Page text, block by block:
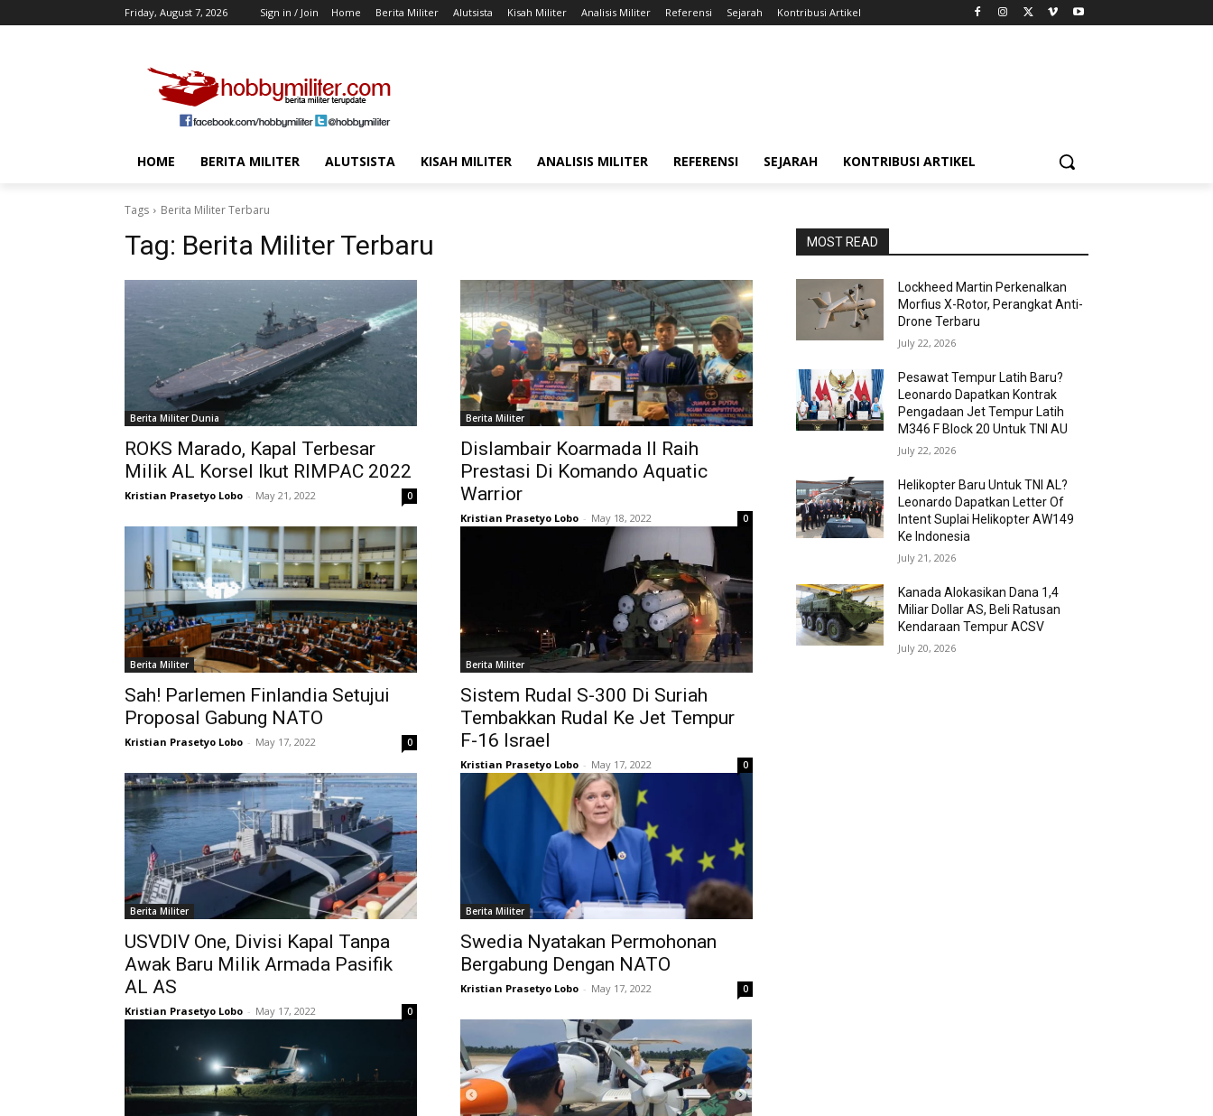
Friday, August 7, 2026 Sign in / Join Home Berita Militer Alutsista Kisah Militer Analisis Militer Referensi Sejarah Kontribusi Artikel
HOME BERITA MILITER ALUTSISTA KISAH MILITER ANALISIS MILITER REFERENSI SEJARAH KONTRIBUSI ARTIKEL
Tags Berita Militer Terbaru
Tag: Berita Militer Terbaru
Berita Militer Dunia
ROKS Marado, Kapal Terbesar
Milik AL Korsel Ikut RIMPAC 2022
Kristian Prasetyo Lobo - May 21, 2022 0
Berita Militer
Dislambair Koarmada II Raih
Prestasi Di Komando Aquatic
Warrior
Kristian Prasetyo Lobo - May 18, 2022 0
Berita Militer
Sah! Parlemen Finlandia Setujui
Proposal Gabung NATO
Kristian Prasetyo Lobo - May 17, 2022 0
Berita Militer
Sistem Rudal S-300 Di Suriah
Tembakkan Rudal Ke Jet Tempur
F-16 Israel
Kristian Prasetyo Lobo - May 17, 2022 0
Berita Militer
USVDIV One, Divisi Kapal Tanpa
Awak Baru Milik Armada Pasifik
AL AS
Kristian Prasetyo Lobo - May 17, 2022 0
Berita Militer
Swedia Nyatakan Permohonan
Bergabung Dengan NATO
Kristian Prasetyo Lobo - May 17, 2022 0
MOST READ
Lockheed Martin Perkenalkan
Morfius X-Rotor, Perangkat Anti-
Drone Terbaru
July 22, 2026
Pesawat Tempur Latih Baru?
Leonardo Dapatkan Kontrak
Pengadaan Jet Tempur Latih
M346 F Block 20 Untuk TNI AU
July 22, 2026
Helikopter Baru Untuk TNI AL?
Leonardo Dapatkan Letter Of
Intent Suplai Helikopter AW149
Ke Indonesia
July 21, 2026
Kanada Alokasikan Dana 1,4
Miliar Dollar AS, Beli Ratusan
Kendaraan Tempur ACSV
July 20, 2026